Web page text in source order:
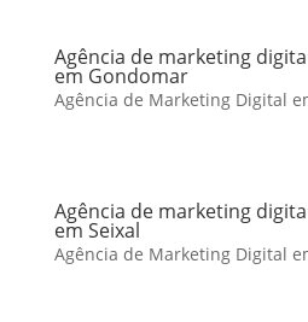
Agência de marketing
em Gondomar
Agência de Marketing Digital
Agência de marketing
em Seixal
Agência de Marketing Digital